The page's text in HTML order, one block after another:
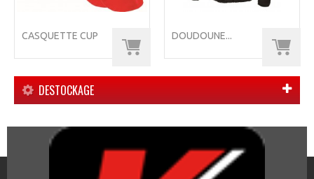
CASQUETTE CUP DOUDOUNE...
DESTOCKAGE